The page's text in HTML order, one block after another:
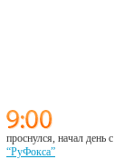
проснулся, начал день с
“РуФокса”